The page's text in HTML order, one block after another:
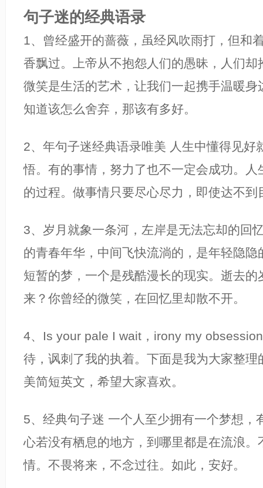
句子迷的经典语录
1、曾经盛开的蔷薇，虽经风吹雨打，但和
香飘过。上帝从不抱怨人们的愚昧，人们却
微笑是生活的艺术，让我们一起携手温暖身
知道该怎么舍弃，那该有多好。
2、年句子迷经典语录唯美 人生中懂得见好
悟。有的事情，努力了也不一定会成功。人
的过程。做事情只要尽心尽力，即使达不到
3、岁月就象一条河，左岸是无法忘却的回
的青春年华，中间飞快流淌的，是年轻隐隐
短暂的梦，一个是残酷漫长的现实。逝去的
来？你曾经的微笑，在回忆里却散不开。
4、Is your pale I wait，irony my
待，讽刺了我的执着。下面是我为大家整理
美简短英文，希望大家喜欢。
5、经典句子迷 一个人至少拥有一个梦想，
心若没有栖息的地方，到哪里都是在流浪。
情。不畏将来，不念过往。如此，安好。